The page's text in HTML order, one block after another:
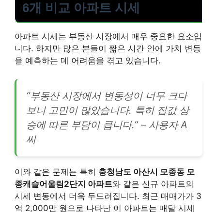
6개 비교 아파트 시세
아파트 시세는 부동산 시장에서 매우 중요한 요소입
니다. 하지만 많은 분들이 짧은 시간 안에 가치 변동
을 예측하는 데 어려움을 겪고 있습니다.
“부동산 시장에서 변동성이 너무 크다
보니 고민이 많았습니다. 특히 집값 상
승에 따른 부담이 큽니다.” – 사용자 A
씨
이와 같은 문제는 특히 충청남도 아산시 모종동 모
종캐슬어울림2단지 아파트와 같은 신규 아파트의
시세 변동에서 더욱 두드러집니다. 최근 매매가가 3
억 2,000만 원으로 나타난 이 아파트는 매달 시세